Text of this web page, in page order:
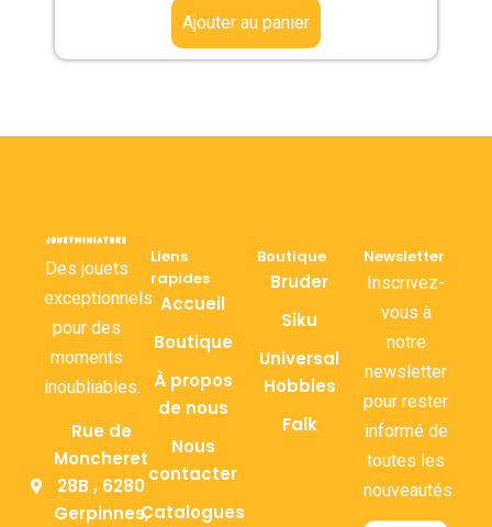
Ajouter au panier
Des jouets
exceptionnels
pour des
moments
inoubliables.
Rue de
Moncheret
28B , 6280
Gerpinnes,
Liens
rapides
Accueil
Boutique
À propos
de nous
Nous
contacter
Catalogues
Boutique
Bruder
Siku
Universal
Hobbies
Falk
Newsletter
Inscrivez-
vous à
notre
newsletter
pour rester
informé de
toutes les
nouveautés.